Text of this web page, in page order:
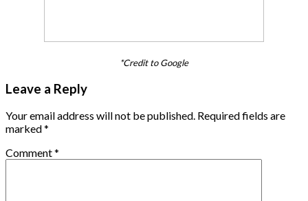
*Credit to Google
Leave a Reply
Your email address will not be published. Required fields are
marked*
Comment*